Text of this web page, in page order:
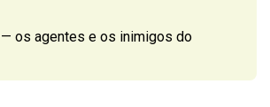
os agentes e os inimigos do